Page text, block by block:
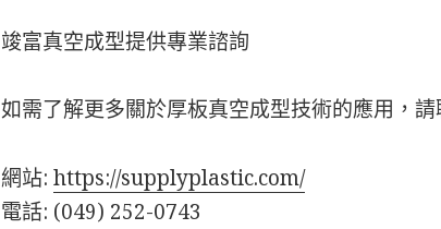
竣富真空成型提供專業諮詢
如需了解更多關於厚板真空成型技術的應用，請
網站:https://supplyplastic.com/
電話: (049) 252-0743